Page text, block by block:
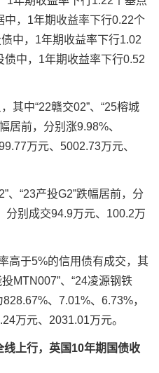
，1年期收益率下行0.22个
中，1年期收益率下行1.02
中，1年期收益率下行0.52
中“22赣交02”、“25榕城
居前，分别涨9.98%、
万元、5002.73万元、
“23产投G2”跌幅居前，分
分别成交94.9万元、100.2万
于5%的信用债有成交，其
MTN007”、“24凌源钢铁
、7.01%、6.73%，
万元、2031.01万元。
线上行，英国10年期国债收